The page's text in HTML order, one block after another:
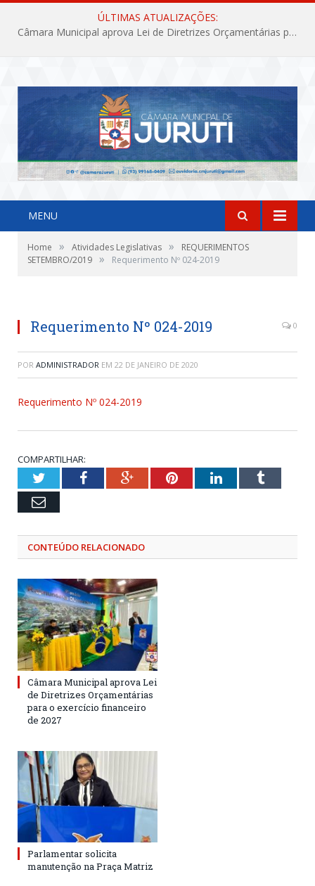
ÚLTIMAS ATUALIZAÇÕES:
Câmara Municipal aprova Lei de Diretrizes Orçamentárias para o exercício financeiro de 2027
MENU
Home » Atividades Legislativas »
REQUERIMENTOS
SETEMBRO/2019 » Requerimento Nº 024-2019
Requerimento Nº 024-2019 0
POR ADMINISTRADOR EM 22 DE JANEIRO DE 2020
Requerimento Nº 024-2019
COMPARTILHAR:
TwitterFacebookGoogle+PinterestLinkedInTumblr
Email
CONTEÚDO RELACIONADO
Câmara Municipal aprova Lei
de Diretrizes Orçamentárias
para o exercício financeiro
de 2027
Parlamentar solicita
manutenção na Praça Matriz